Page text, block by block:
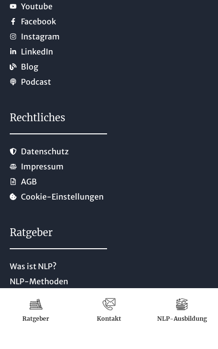
Ratgeber Kontakt NLP-Ausbildung
Youtube
Facebook
Instagram
LinkedIn
Blog
Podcast
Rechtliches
Datenschutz
Impressum
AGB
Cookie-Einstellungen
Ratgeber
Was ist NLP?
NLP-Methoden
NLP-Ausbildungen